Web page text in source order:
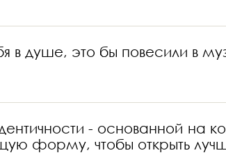
в душе, это бы повесили в
- основанной на
форму, чтобы открыть